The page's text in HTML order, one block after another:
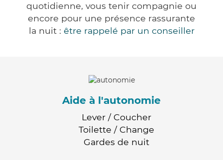
quotidienne, vous tenir compagnie ou
encore pour une présence rassurante
la nuit : être rappelé par un conseiller
Aide à l'autonomie
Lever / Coucher
Toilette / Change
Gardes de nuit